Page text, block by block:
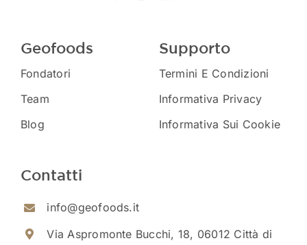
Geofoods
Fondatori
Team
Blog
Supporto
Termini E Condizioni
Informativa Privacy
Informativa Sui Cookie
Contatti
info@geofoods.it
Via Aspromonte Bucchi, 18, 06012 Città di